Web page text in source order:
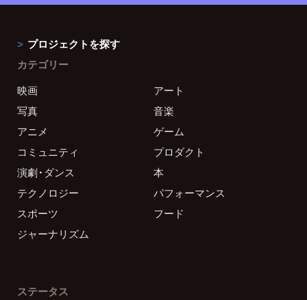
プロジェクトを探す
カテゴリー
映画
アート
写真
音楽
アニメ
ゲーム
コミュニティ
プロダクト
演劇・ダンス
本
テクノロジー
パフォーマンス
スポーツ
フード
ジャーナリズム
ステータス